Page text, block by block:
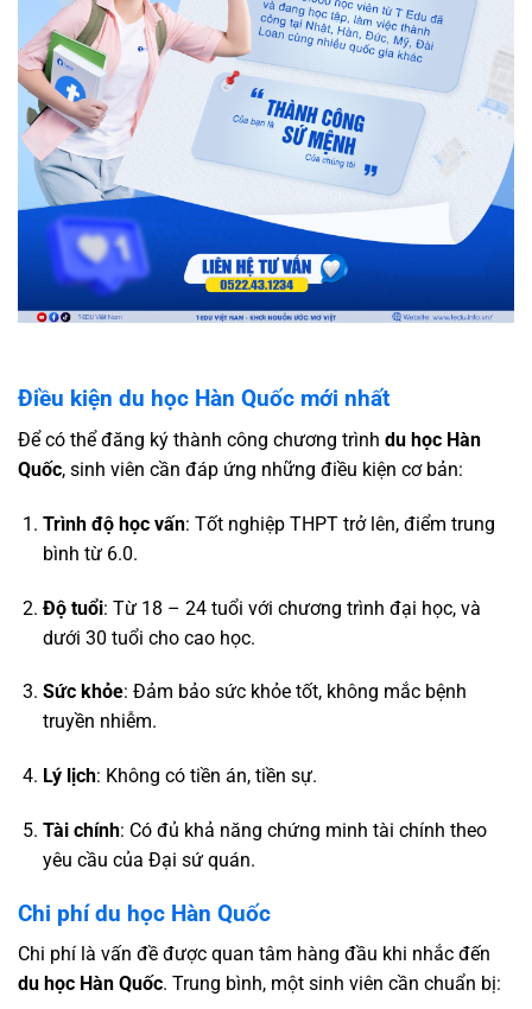
Điều kiện du học Hàn Quốc mới nhất
Để có thể đăng ký thành công chương trình du học Hàn
Quốc, sinh viên cần đáp ứng những điều kiện cơ bản:
Trình độ học vấn: Tốt nghiệp THPT trở lên, điểm trung
bình từ 6.0.
Độ tuổi: Từ 18 – 24 tuổi với chương trình đại học, và
dưới 30 tuổi cho cao học.
Sức khỏe: Đảm bảo sức khỏe tốt, không mắc bệnh
truyền nhiễm.
Lý lịch: Không có tiền án, tiền sự.
Tài chính: Có đủ khả năng chứng minh tài chính theo
yêu cầu của Đại sứ quán.
Chi phí du học Hàn Quốc
Chi phí là vấn đề được quan tâm hàng đầu khi nhắc đến
du học Hàn Quốc. Trung bình, một sinh viên cần chuẩn bị: